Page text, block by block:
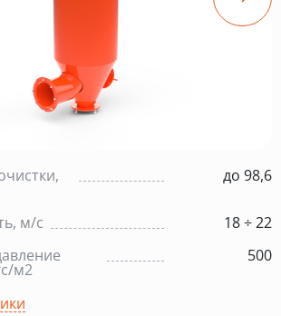
до 98,6
м/с
18 ÷ 22
м2
500